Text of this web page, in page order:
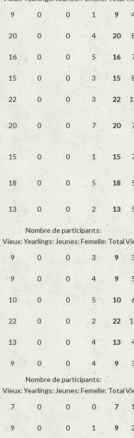
9 0 0 1 9
20 0 0 4 20
16 0 0 5 16
15 0 0 3 15
22 0 0 3 22
20 0 0 7 20
15 0 0 1 15
18 0 0 5 18
13 0 0 2 13
Nombre de participants:
Vieux:Yearlings: Jeunes:Femelle: Total
9 0 0 3 9
9 0 0 4 9
10 0 0 5 10
22 0 0 2 22
13 0 0 4 13
9 0 0 4 9
Nombre de participants:
Vieux:Yearlings: Jeunes:Femelle: Total
7 0 0 0 7
9 0 0 1 9